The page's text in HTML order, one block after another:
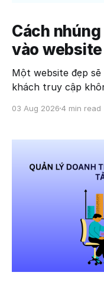
Cách
vào
Một website đẹp
khách truy cập
nghiệp vẫn đang
nền tảng
03 Aug 2026 4 min read